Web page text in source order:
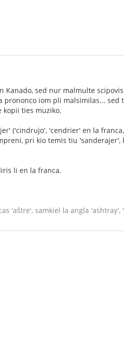
sed nur malmulte
iom pli malsimilas...
kopii ties muziko.
('cindrujo', 'cendrier' en la
pri kio temis tiu
li en la franca.
'aŝtre', samkiel la angla 'ashtray',